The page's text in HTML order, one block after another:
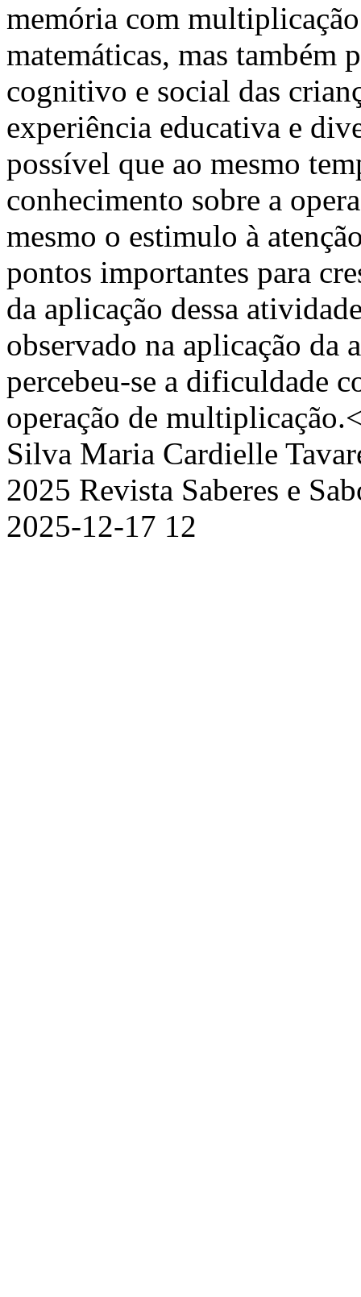
memória com
matemáticas, mas também
cognitivo e social das
experiência educativa e
possível que ao mesmo
conhecimento sobre a
mesmo o estimulo à
pontos importantes para
da aplicação dessa
observado na aplicação da
percebeu-se a dificuldade
operação de
Silva Maria Cardielle
2025 Revista Saberes e
2025-12-17 12